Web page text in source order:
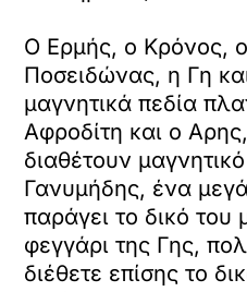
Ο Ερμής, ο Κρόνος,
Ποσειδώνας, η Γη
μαγνητικά πεδία
Αφροδίτη και ο
διαθέτουν
Γανυμήδης, ένα
παράγει το δικό του
φεγγάρι της Γης,
διέθετε επίσης το